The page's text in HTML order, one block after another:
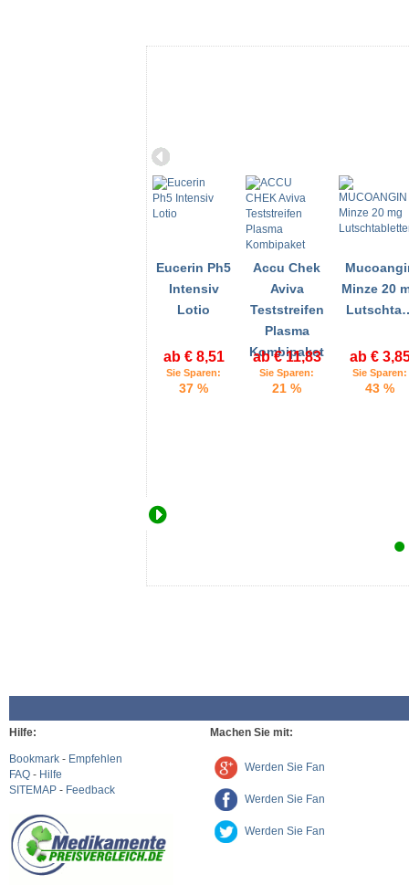
Eucerin Ph5
Intensiv
Lotio
ab € 8,51
Sie Sparen:
37 %
Accu Chek
Aviva
Teststreifen
Plasma
Kombipaket
ab € 11,83
Sie Sparen:
21 %
Minze 20
ab €
Sie Sparen:
43 %
Hilfe:
Bookmark - Empfehlen
FAQ - Hilfe
SITEMAP - Feedback
Machen Sie mit:
Werden Sie Fan
Werden Sie Fan
Werden Sie Fan